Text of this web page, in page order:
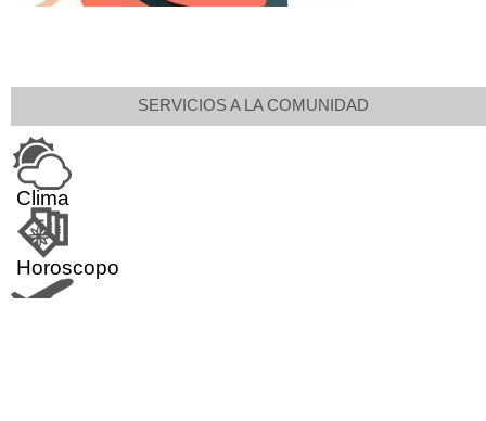
SERVICIOS A LA COMUNIDAD
Clima
Horoscopo